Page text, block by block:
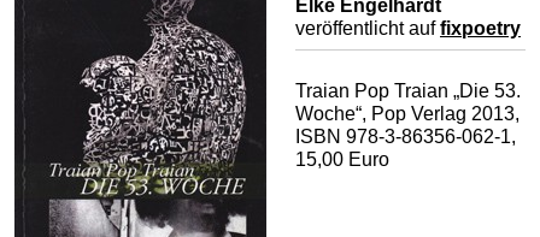
Elke Engelhardt
veröffentlicht auffixpoetry
Traian Pop Traian „Die 53.
Woche“, Pop Verlag 2013,
ISBN 978-3-86356-062-1,
15,00 Euro